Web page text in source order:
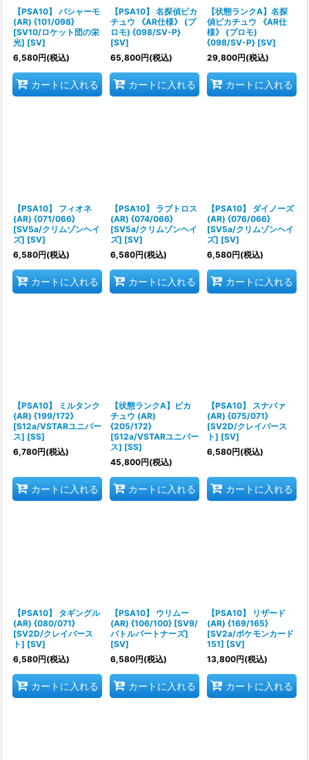
【PSA10】 バシャーモ
(AR) {101/098}
[SV10/ロケット団の栄
光] [SV]
6,580円(税込)
カートに入れる
【PSA10】 名探偵ピカ
チュウ 《AR仕様》 (プ
ロモ) {098/SV-P}
[SV]
65,800円(税込)
カートに入れる
【状態ランクA】名探
偵ピカチュウ 《AR仕
様》 (プロモ)
{098/SV-P} [SV]
29,800円(税込)
カートに入れる
【PSA10】 フィオネ
(AR) {071/066}
[SV5a/クリムゾンヘイ
ズ] [SV]
6,580円(税込)
カートに入れる
【PSA10】 ラブトロス
(AR) {074/066}
[SV5a/クリムゾンヘイ
ズ] [SV]
6,580円(税込)
カートに入れる
【PSA10】 ダイノーズ
(AR) {076/066}
[SV5a/クリムゾンヘイ
ズ] [SV]
6,580円(税込)
カートに入れる
【PSA10】 ミルタンク
(AR) {199/172}
[S12a/VSTARユニバー
ス] [SS]
6,780円(税込)
カートに入れる
【状態ランクA】ピカ
チュウ (AR)
{205/172}
[S12a/VSTARユニバー
ス] [SS]
45,800円(税込)
カートに入れる
【PSA10】 スナバァ
(AR) {075/071}
[SV2D/クレイバース
ト] [SV]
6,580円(税込)
カートに入れる
【PSA10】 タギングル
(AR) {080/071}
[SV2D/クレイバース
ト] [SV]
6,580円(税込)
カートに入れる
【PSA10】 ウリムー
(AR) {106/100} [SV9/
バトルパートナーズ]
[SV]
6,580円(税込)
カートに入れる
【PSA10】 リザード
(AR) {169/165}
[SV2a/ポケモンカード
151] [SV]
13,800円(税込)
カートに入れる